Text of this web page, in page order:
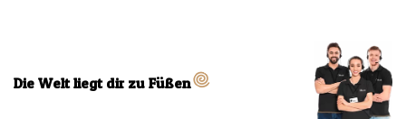
Die Welt liegt dir zu Füßen